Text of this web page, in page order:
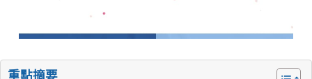
重點摘要